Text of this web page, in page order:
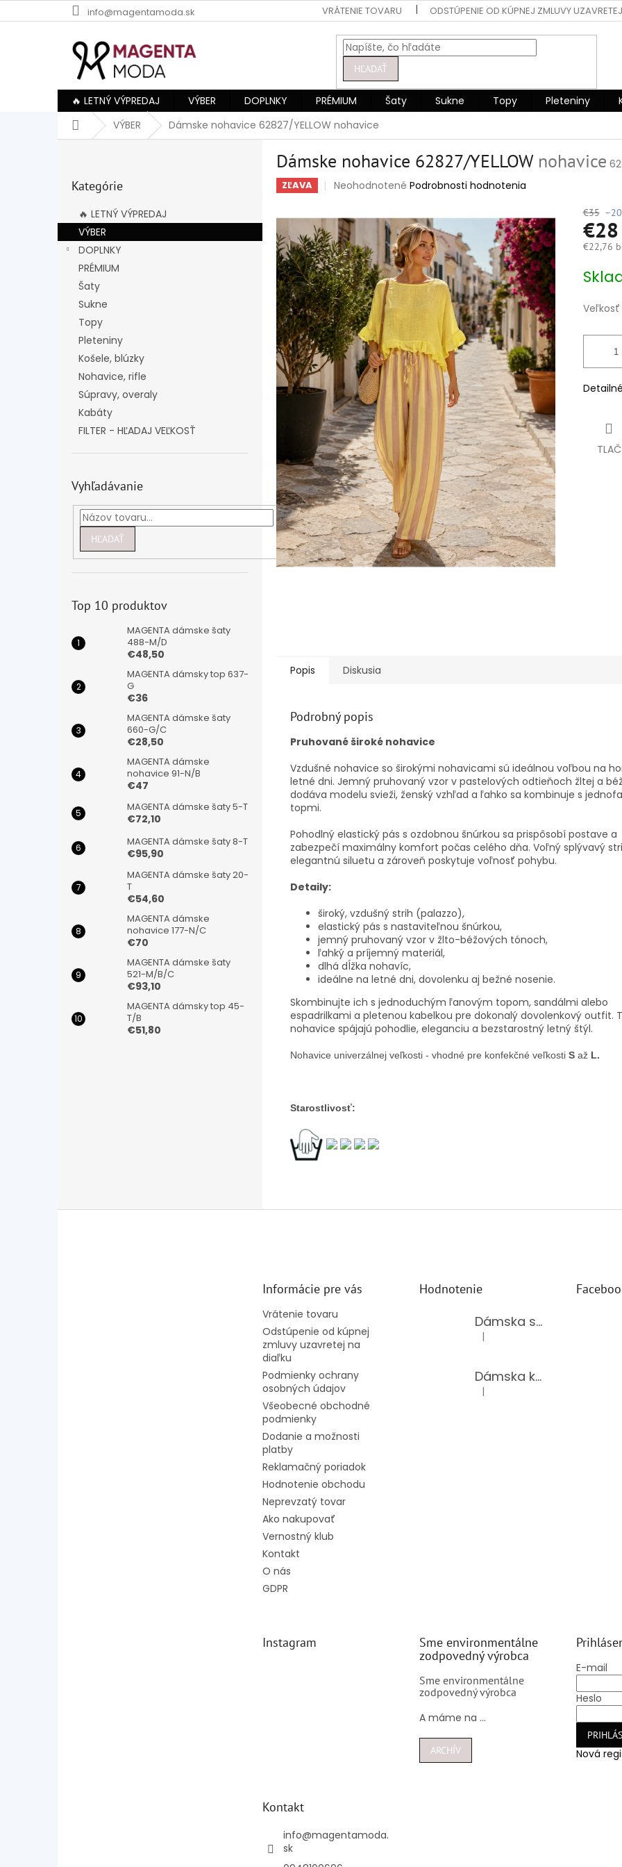
na
info@magentamoda.sk VRÁTENIE TOVARU ODSTÚPENIE OD KÚPNEJ ZMLUVY
HĽADAŤ
🔥 LETNÝ VÝPREDAJ VÝBER DOPLNKY PRÉMIUM Šaty Sukne Topy Pleteniny
DomovVÝBER Dámske nohavice 62827/YELLOW nohavice
p
a
kategórie
Kategórie
🔥 LETNÝ VÝPREDAJ
VÝBER
DOPLNKY
PRÉMIUM
Šaty
Sukne
Topy
Pleteniny
Košele, blúzky
Nohavice, rifle
Súpravy, overaly
Kabáty
FILTER - HĽADAJ VEĽKOSŤ
Vyhľadávanie
HĽADAŤ
Top 10 produktov
MAGENTA dámske šaty
488-M/D
€48,50
MAGENTA dámsky top 637-
G
€36
MAGENTA dámske šaty
660-G/C
€28,50
MAGENTA dámske
nohavice 91-N/B
€47
MAGENTA dámske šaty 5-T
€72,10
MAGENTA dámske šaty 8-T
€95,90
MAGENTA dámske šaty 20-
T
€54,60
MAGENTA dámske
nohavice 177-N/C
€70
MAGENTA dámske šaty
521-M/B/C
€93,10
MAGENTA dámsky top 45-
T/B
€51,80
Dámske nohavice 62827/YELLOW nohavice
ZĽAVA
Priemerné
je
0,0
z
5
hviezdičiek.
Neohodnotené Podrobnosti hodnotenia
€35
€22,76
cena:
Veľkosť
TLAČ
Popis Diskusia
Podrobný popis
Pruhované široké nohavice
Vzdušné nohavice so širokými nohavicami sú ideálnou voľbou na
letné dni. Jemný pruhovaný vzor v pastelových odtieňoch žltej a
dodáva modelu svieži, ženský vzhľad a ľahko sa kombinuje s
topmi.
Pohodlný elastický pás s ozdobnou šnúrkou sa prispôsobí postave a
zabezpečí maximálny komfort počas celého dňa. Voľný splývavý
elegantnú siluetu a zároveň poskytuje voľnosť pohybu.
Detaily:
široký, vzdušný strih (palazzo),
elastický pás s nastaviteľnou šnúrkou,
jemný pruhovaný vzor v žlto-béžových tónoch,
ľahký a príjemný materiál,
dlhá dĺžka nohavíc,
ideálne na letné dni, dovolenku aj bežné nosenie.
Skombinujte ich s jednoduchým ľanovým topom, sandálmi alebo
espadrilkami a pletenou kabelkou pre dokonalý dovolenkový outfit.
nohavice spájajú pohodlie, eleganciu a bezstarostný letný štýl.
Nohavice univerzálnej veľkosti - vhodné pre konfekčné veľkosti S až L.
Starostlivosť:
Informácie pre vás
Vrátenie tovaru
Odstúpenie od kúpnej
zmluvy uzavretej na
diaľku
Podmienky ochrany
osobných údajov
Všeobecné obchodné
podmienky
Dodanie a možnosti
platby
Reklamačný poriadok
Hodnotenie obchodu
Neprevzatý tovar
Ako nakupovať
Vernostný klub
Kontakt
O nás
GDPR
Hodnotenie
Dámska súprava 62875/BLACK
Hodnotenie produktu je 5 z 5
|
Dámska kožená kabelka TS-112-14/CHOCO
Hodnotenie produktu je 5 z 5
|
Instagram
Sme environmentálne
zodpovedný výrobca
Sme environmentálne
zodpovedný výrobca
A máme na ...
ARCHÍV
E-mail
Heslo
Nová
Kontakt
info@magentamoda.
sk